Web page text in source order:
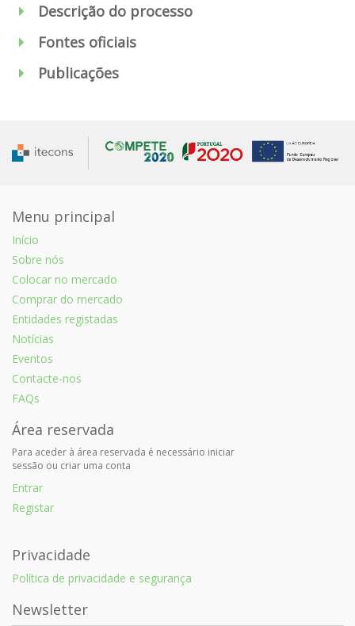
Descrição do processo
Fontes oficiais
Publicações
Menu principal
Início
Sobre nós
Colocar no mercado
Comprar do mercado
Entidades registadas
Notícias
Eventos
Contacte-nos
FAQs
Área reservada
Para aceder à área reservada é necessário iniciar
sessão ou criar uma conta
Entrar
Registar
Privacidade
Política de privacidade e segurança
Newsletter